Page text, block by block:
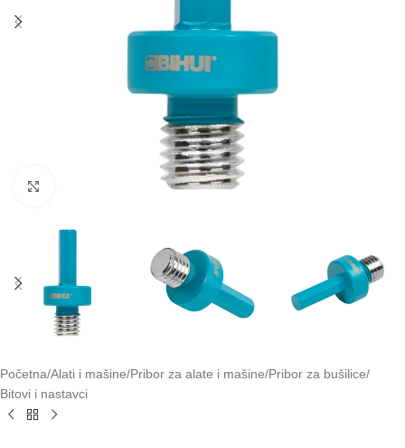
Klikni za uvećavanje
Početna/Alati i mašine/Pribor za alate i mašine/Pribor za bušilice/
Bitovi i nastavci